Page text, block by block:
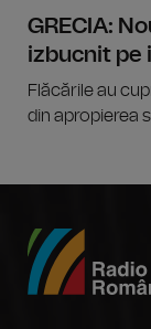
GRECIA:
izbucnit pe
Flăcările au
din apropierea